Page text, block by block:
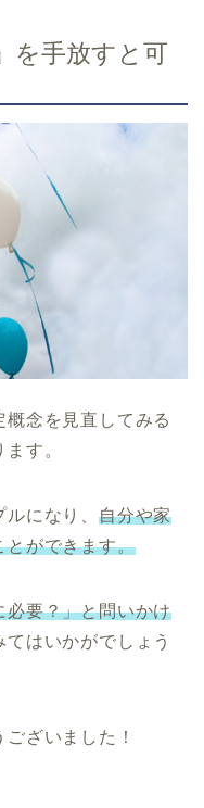
を手放すと可
念を見直してみる
す。
ルになり、自分や家
とができます。
必要？」と問いかけ
てはいかがでしょう
ざいました！